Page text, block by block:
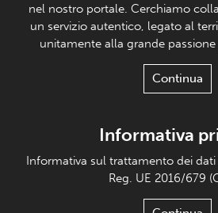
nel nostro portale. Cerchiamo
un servizio autentico, legato al
unitamente alla grande
Continua
Informativa
Informativa sul trattamento dei
Reg. UE 2016/679